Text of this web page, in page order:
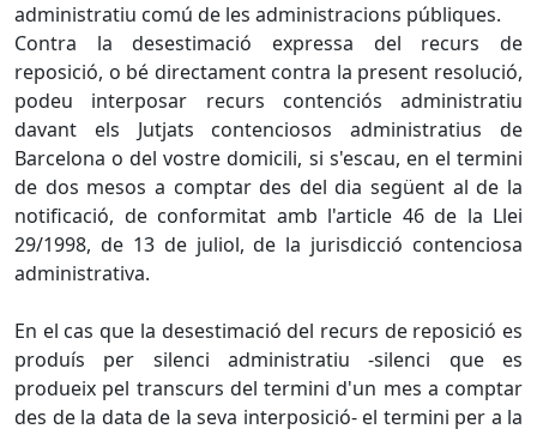
administratiu comú de les administracions públiques.
Contra la desestimació expressa del recurs de
reposició, o bé directament contra la present resolució,
podeu interposar recurs contenciós administratiu
davant els Jutjats contenciosos administratius de
Barcelona o del vostre domicili, si s'escau, en el termini
de dos mesos a comptar des del dia següent al de la
notificació, de conformitat amb l'article 46 de la Llei
29/1998, de 13 de juliol, de la jurisdicció contenciosa
administrativa.
En el cas que la desestimació del recurs de reposició es
produís per silenci administratiu -silenci que es
produeix pel transcurs del termini d'un mes a comptar
des de la data de la seva interposició- el termini per a la